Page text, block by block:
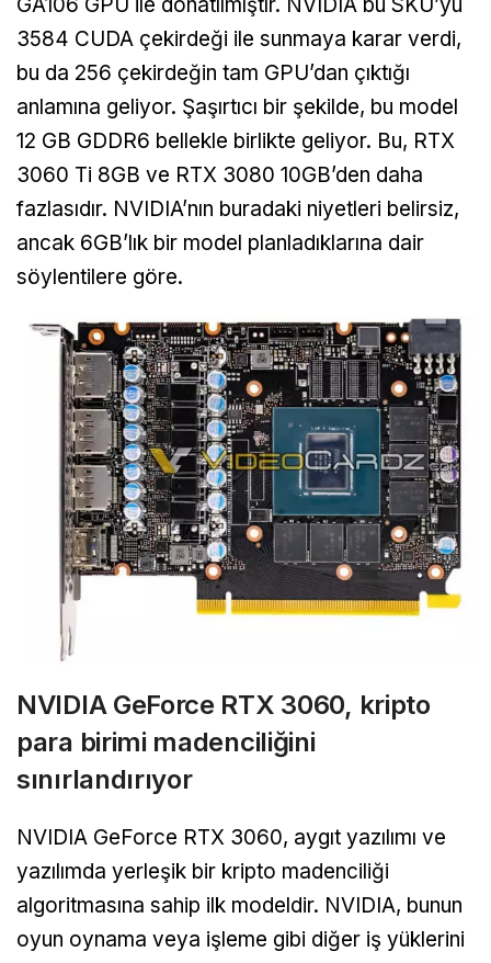
3584 CUDA çekirdeği ile sunmaya karar verdi,
bu da 256 çekirdeğin tam GPU’dan çıktığı
anlamına geliyor. Şaşırtıcı bir şekilde, bu model
12 GB GDDR6 bellekle birlikte geliyor. Bu, RTX
3060 Ti 8GB ve RTX 3080 10GB’den daha
fazlasıdır. NVIDIA’nın buradaki niyetleri belirsiz,
ancak 6GB’lık bir model planladıklarına dair
söylentilere göre.
NVIDIA GeForce RTX 3060, kripto
para birimi madenciliğini
sınırlandırıyor
NVIDIA GeForce RTX 3060, aygıt yazılımı ve
yazılımda yerleşik bir kripto madenciliği
algoritmasına sahip ilk modeldir. NVIDIA, bunun
oyun oynama veya işleme gibi diğer iş yüklerini